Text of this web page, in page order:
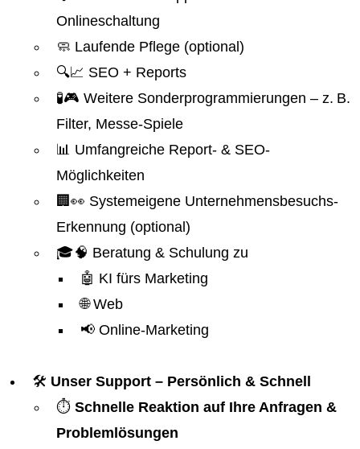
Onlineschaltung
🧼 Laufende Pflege (optional)
🔍📈 SEO + Reports
🧪🎮 Weitere Sonderprogrammierungen – z. B.
Filter, Messe-Spiele
📊 Umfangreiche Report- & SEO-
Möglichkeiten
🏢👀 Systemeigene Unternehmensbesuchs-
Erkennung (optional)
🎓🧠 Beratung & Schulung zu
🤖 KI fürs Marketing
🌐 Web
📢 Online-Marketing
🛠️ Unser Support – Persönlich & Schnell
⏱️ Schnelle Reaktion auf Ihre Anfragen &
Problemlösungen